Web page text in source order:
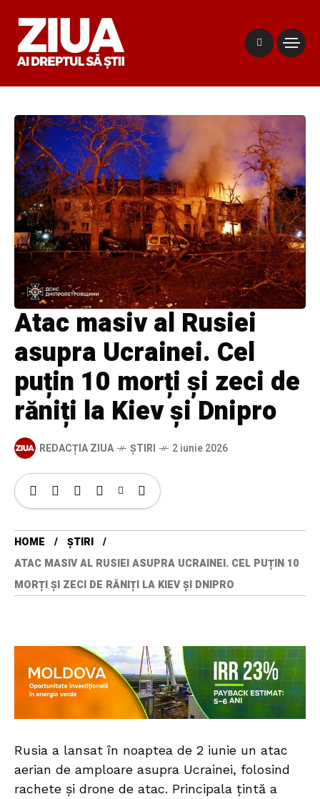
Atac masiv al Rusiei
asupra Ucrainei. Cel
puțin 10 morți și zeci de
răniți la Kiev și Dnipro
REDACȚIA ZIUA ȘTIRI 2 iunie 2026
HOME
ȘTIRI
ATAC MASIV AL RUSIEI ASUPRA UCRAINEI. CEL PUȚIN 10
MORȚI ȘI ZECI DE RĂNIȚI LA KIEV ȘI DNIPRO
Rusia a lansat în noaptea de 2 iunie un atac
aerian de amploare asupra Ucrainei, folosind
rachete și drone de atac. Principala țintă a